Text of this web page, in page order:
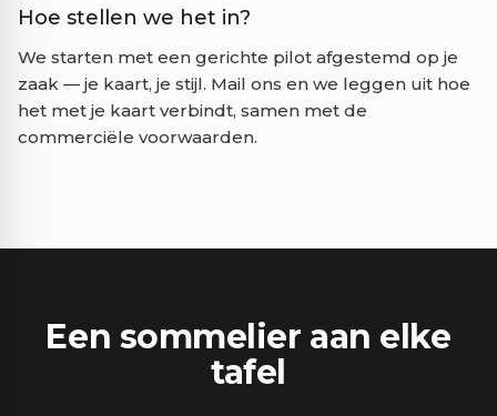
Hoe stellen we het in?
We starten met een gerichte pilot afgestemd op je
zaak — je kaart, je stijl. Mail ons en we leggen uit hoe
het met je kaart verbindt, samen met de
commerciële voorwaarden.
Een sommelier aan elke
tafel